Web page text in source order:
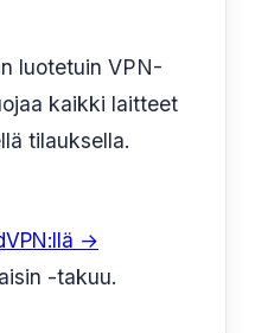
luotetuin VPN-
kaikki laitteet
tilauksella.
→
-takuu.